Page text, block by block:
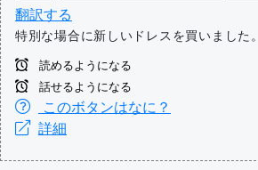
翻訳する
特別な場合に新しいドレスを買いました。
読めるようになる
話せるようになる
このボタンはなに？
詳細